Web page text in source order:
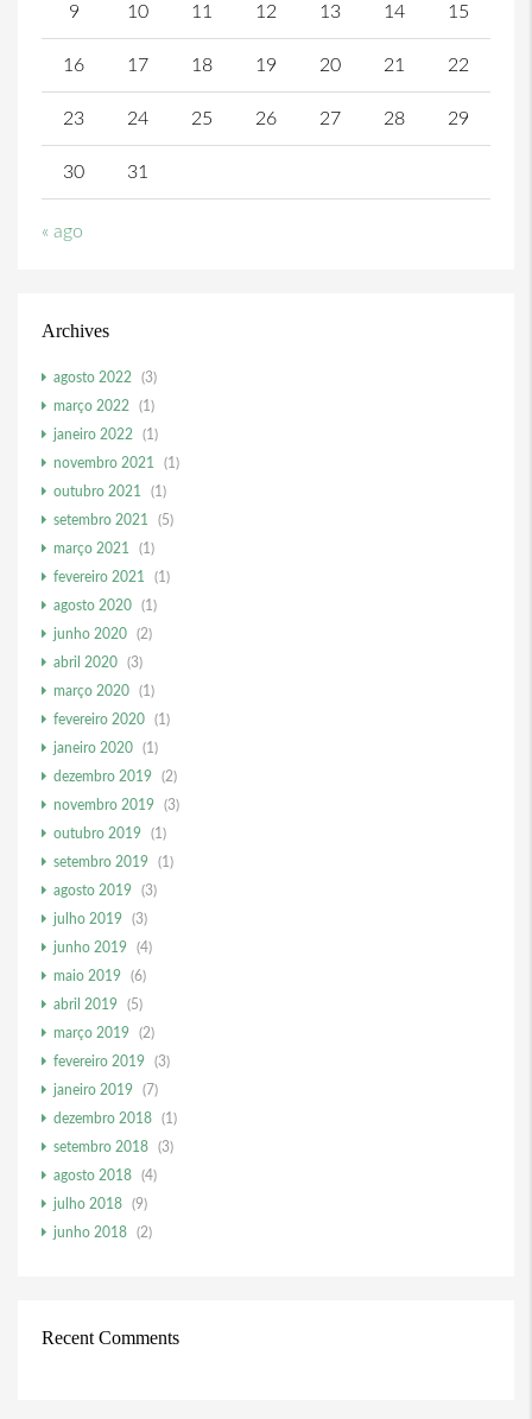
9 10 11 12 13 14 15
16 17 18 19 20 21 22
23 24 25 26 27 28 29
30 31
« ago
Archives
agosto 2022
(3)
março 2022
(1)
janeiro 2022
(1)
novembro 2021
(1)
outubro 2021
(1)
setembro 2021
(5)
março 2021
(1)
fevereiro 2021
(1)
agosto 2020
(1)
junho 2020
(2)
abril 2020
(3)
março 2020
(1)
fevereiro 2020
(1)
janeiro 2020
(1)
dezembro 2019
(2)
novembro 2019
(3)
outubro 2019
(1)
setembro 2019
(1)
agosto 2019
(3)
julho 2019
(3)
junho 2019
(4)
maio 2019
(6)
abril 2019
(5)
março 2019
(2)
fevereiro 2019
(3)
janeiro 2019
(7)
dezembro 2018
(1)
setembro 2018
(3)
agosto 2018
(4)
julho 2018
(9)
junho 2018
(2)
Recent Comments